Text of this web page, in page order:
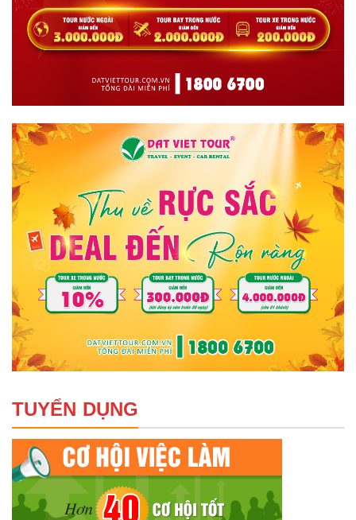
TUYỂN DỤNG